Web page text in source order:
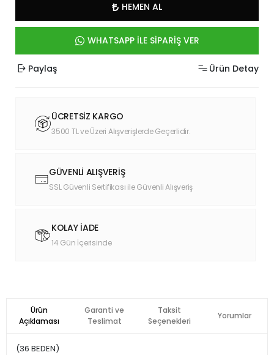
HEMEN AL
WHATSAPP İLE SİPARİŞ VER
Paylaş Ürün Detay
ÜCRETSİZ KARGO
3500 TL ve Üzeri Alışverişlerde Geçerlidir.
GÜVENLİ ALIŞVERİŞ
SSL Güvenli Sertifikası ile Güvenli Alışveriş
KOLAY İADE
14 Gün İçerisinde
Ürün
Açıklaması
Garanti ve
Teslimat
Taksit
Seçenekleri
Yorumlar
(36 BEDEN)